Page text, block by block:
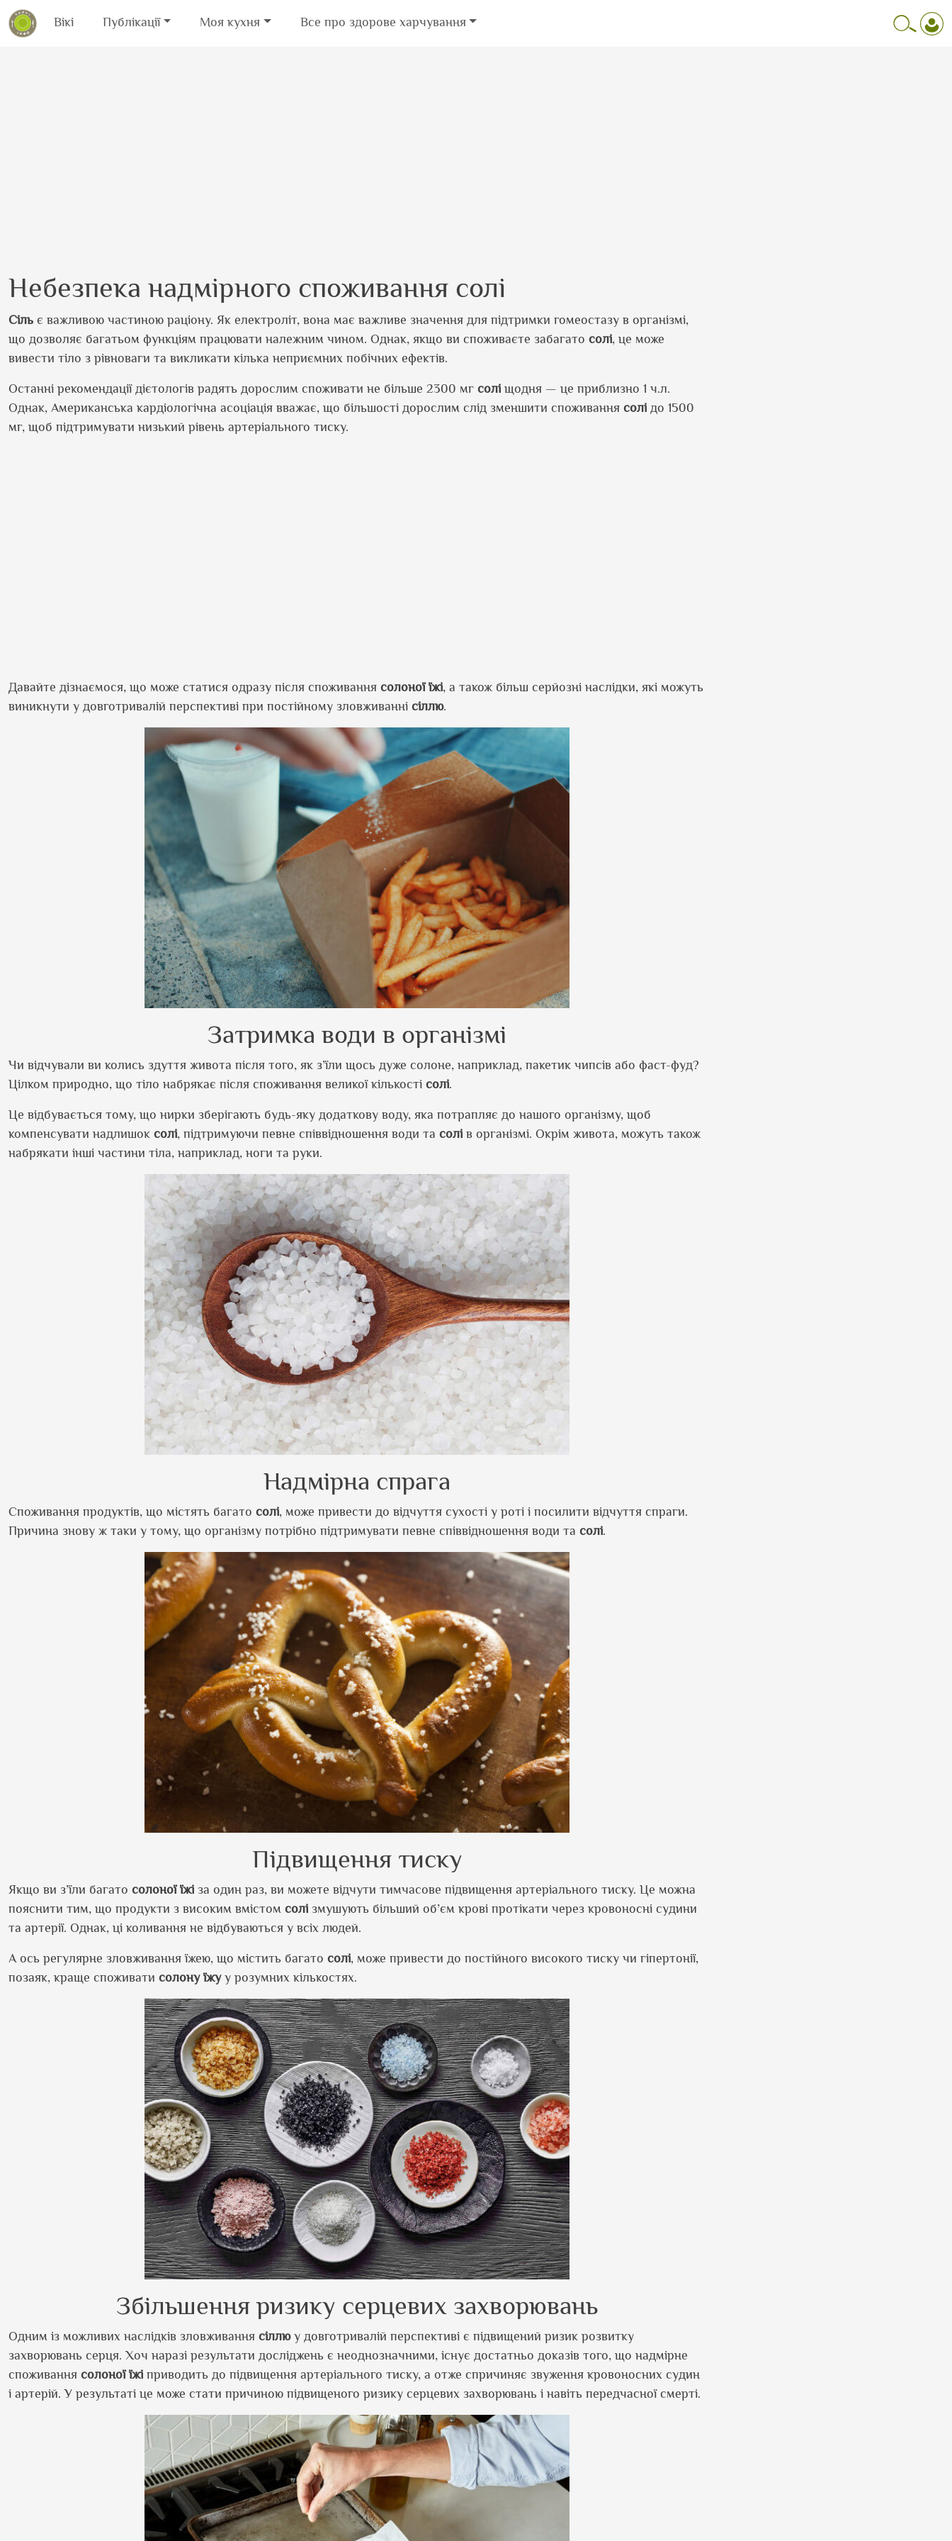
Вікі Публікації Моя кухня Все про здорове харчування
Небезпека надмірного споживання солі
Сіль є важливою частиною раціону. Як електроліт, вона має важливе значення для підтримки гомеостазу в організмі,
що дозволяє багатьом функціям працювати належним чином. Однак, якщо ви споживаєте забагато солі, це може
вивести тіло з рівноваги та викликати кілька неприємних побічних ефектів.
Останні рекомендації дієтологів радять дорослим споживати не більше 2300 мг солі щодня — це приблизно 1 ч.л.
Однак, Американська кардіологічна асоціація вважає, що більшості дорослим слід зменшити споживання солі до 1500
мг, щоб підтримувати низький рівень артеріального тиску.
Давайте дізнаємося, що може статися одразу після споживання солоної їжі, а також більш серйозні наслідки, які можуть
виникнути у довготривалій перспективі при постійному зловживанні сіллю.
Затримка води в організмі
Чи відчували ви колись здуття живота після того, як з’їли щось дуже солоне, наприклад, пакетик чипсів або фаст-фуд?
Цілком природно, що тіло набрякає після споживання великої кількості солі.
Це відбувається тому, що нирки зберігають будь-яку додаткову воду, яка потрапляє до нашого організму, щоб
компенсувати надлишок солі, підтримуючи певне співвідношення води та солі в організмі. Окрім живота, можуть також
набрякати інші частини тіла, наприклад, ноги та руки.
Надмірна спрага
Споживання продуктів, що містять багато солі, може привести до відчуття сухості у роті і посилити відчуття спраги.
Причина знову ж таки у тому, що організму потрібно підтримувати певне співвідношення води та солі.
Підвищення тиску
Якщо ви з’їли багато солоної їжі за один раз, ви можете відчути тимчасове підвищення артеріального тиску. Це можна
пояснити тим, що продукти з високим вмістом солі змушують більший об’єм крові протікати через кровоносні судини
та артерії. Однак, ці коливання не відбуваються у всіх людей.
А ось регулярне зловживання їжею, що містить багато солі, може привести до постійного високого тиску чи гіпертонії,
позаяк, краще споживати солону їжуу розумних кількостях.
Збільшення ризику серцевих захворювань
Одним із можливих наслідків зловживання сіллюу довготривалій перспективі є підвищений ризик розвитку
захворювань серця. Хоч наразі результати досліджень є неоднозначними, існує достатньо доказів того, що надмірне
споживання солоної їжі приводить до підвищення артеріального тиску, а отже спричиняє звуження кровоносних судин
і артерій. У результаті це може стати причиною підвищеного ризику серцевих захворювань і навіть передчасної смерті.